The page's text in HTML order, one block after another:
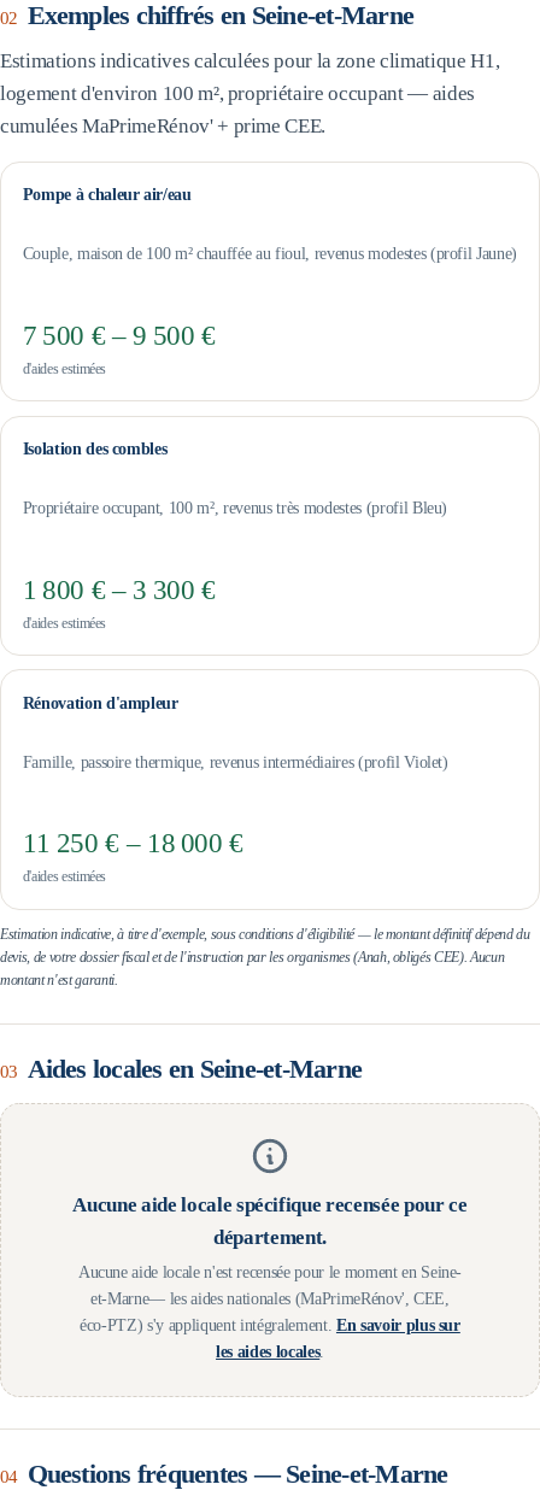
02 Exemples chiffrés en Seine-et-Marne
Estimations indicatives calculées pour la zone climatique H1 ,
logement d'environ 100 m², propriétaire occupant — aides
cumulées MaPrimeRénov' + prime CEE.
Pompe à chaleur air/eau
Couple, maison de 100 m² chauffée au fioul, revenus modestes (profil Jaune)
7 500 € – 9 500 €
d'aides estimées
Isolation des combles
Propriétaire occupant, 100 m², revenus très modestes (profil Bleu)
1 800 € – 3 300 €
d'aides estimées
Rénovation d'ampleur
Famille, passoire thermique, revenus intermédiaires (profil Violet)
11 250 € – 18 000 €
d'aides estimées
Estimation indicative, à titre d'exemple, sous conditions d'éligibilité — le montant définitif dépend du
devis, de votre dossier fiscal et de l'instruction par les organismes (Anah, obligés CEE). Aucun
montant n'est garanti.
03 Aides locales en Seine-et-Marne
Aucune aide locale spécifique recensée pour ce
département.
Aucune aide locale n'est recensée pour le moment en Seine-
et-Marne— les aides nationales (MaPrimeRénov', CEE,
éco-PTZ) s'y appliquent intégralement. En savoir plus sur
les aides locales.
04 Questions fréquentes —Seine-et-Marne